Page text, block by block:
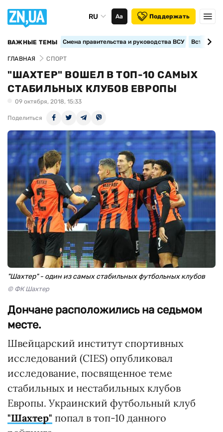
RU Аа Поддержать
ВАЖНЫЕ ТЕМЫ Смена правительства и руководства ВСУ
ГЛАВНАЯ СПОРТ
"ШАХТЕР" ВОШЕЛ В ТОП-10 САМЫХ
СТАБИЛЬНЫХ КЛУБОВ ЕВРОПЫ
09 октября, 2018, 15:33
Поделиться
"Шахтер" - один из самых стабильных футбольных клубов
© ФК Шахтер
Дончане расположились на седьмом
месте.
Швейцарский институт спортивных
исследований (CIES) опубликовал
исследование, посвященное теме
стабильных и нестабильных клубов
Европы. Украинский футбольный клуб
"Шахтер" попал в топ-10 данного